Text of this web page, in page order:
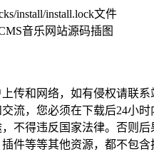
install/install.lock文件
传和网络，如有侵权请联系
流，您必须在下载后24小时
不得违反国家法律。否则后
件等等其他资源，都不包含